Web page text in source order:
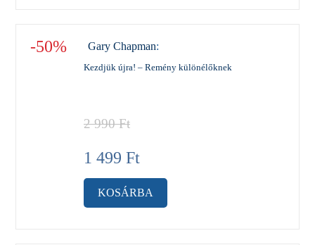
-50% Gary Chapman:
Kezdjük újra! – Remény különélőknek
2 990Ft
1 499 Ft
KOSÁRBA